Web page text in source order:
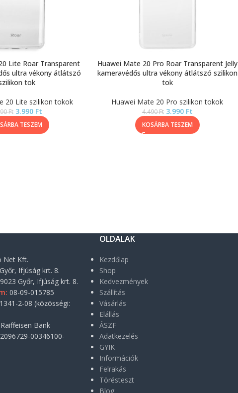
Lite Roar Transparent
ultra vékony átlátszó
tok
20 Lite szilikon tokok
Ft 3.990 Ft
TESZEM
Huawei Mate 20 Pro Roar Transparent Jelly
kameravédős ultra vékony átlátszó szilikon
tok
Huawei Mate 20 Pro szilikon tokok
4.490Ft 3.990 Ft
KOSÁRBA TESZEM
Net Kft.
Ifjúság krt. 8.
9023 Győr, Ifjúság krt. 8.
08-09-015785
2-08 (közösségi:
Raiffeisen Bank
00346100-
OLDALAK
Kezdőlap
Shop
Kedvezmények
Szállítás
Vásárlás
Elállás
ÁSZF
Adatkezelés
GYIK
Információk
Felrakás
Törésteszt
Blog